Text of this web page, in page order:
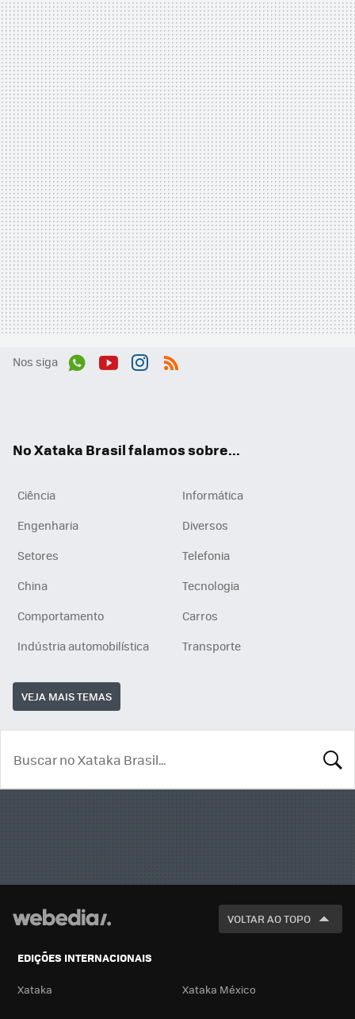
Nos siga
No Xataka Brasil falamos sobre...
Ciência
Informática
Engenharia
Diversos
Setores
Telefonia
China
Tecnologia
Comportamento
Carros
Indústria automobilística
Transporte
VEJA MAIS TEMAS
VOLTAR AO TOPO
EDIÇÕES INTERNACIONAIS
Xataka Xataka México